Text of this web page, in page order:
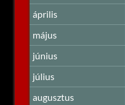
április
május
június
július
augusztus